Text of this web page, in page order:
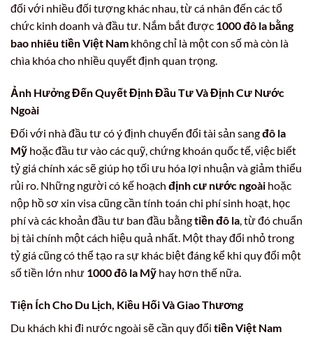
đối với nhiều đối tượng khác nhau, từ cá nhân đến các tổ
chức kinh doanh và đầu tư. Nắm bắt được 1000 đô la bằng
bao nhiêu tiền Việt Nam không chỉ là một con số mà còn là
chìa khóa cho nhiều quyết định quan trọng.
Ảnh Hưởng Đến Quyết Định Đầu Tư Và Định Cư Nước
Ngoài
Đối với nhà đầu tư có ý định chuyển đổi tài sản sangđô la
Mỹ hoặc đầu tư vào các quỹ, chứng khoán quốc tế, việc biết
tỷ giá chính xác sẽ giúp họ tối ưu hóa lợi nhuận và giảm thiểu
rủi ro. Những người có kế hoạch định cư nước ngoài hoặc
nộp hồ sơ xin visa cũng cần tính toán chi phí sinh hoạt, học
phí và các khoản đầu tư ban đầu bằngtiền đô la, từ đó chuẩn
bị tài chính một cách hiệu quả nhất. Một thay đổi nhỏ trong
tỷ giá cũng có thể tạo ra sự khác biệt đáng kể khi quy đổi một
số tiền lớn như 1000 đô la Mỹ hay hơn thế nữa.
Tiện Ích Cho Du Lịch, Kiều Hối Và Giao Thương
Du khách khi đi nước ngoài sẽ cần quy đổi tiền Việt Nam